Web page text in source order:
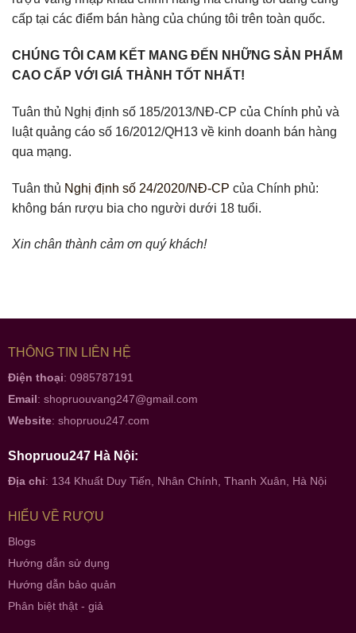
cấp tại các điểm bán hàng của chúng tôi trên toàn quốc.
CHÚNG TÔI CAM KẾT MANG ĐẾN NHỮNG SẢN PHẨM
CAO CẤP VỚI GIÁ THÀNH TỐT NHẤT!
Tuân thủ Nghị định số 185/2013/NĐ-CP của Chính phủ và
luật quảng cáo số 16/2012/QH13 về kinh doanh bán hàng
qua mạng.
Tuân thủ Nghị định số 24/2020/NĐ-CP của Chính phủ:
không bán rượu bia cho người dưới 18 tuổi.
Xin chân thành cảm ơn quý khách!
THÔNG TIN LIÊN HỆ
Điện thoại: 0985787191
Email: shopruouvang247@gmail.com
Website: shopruou247.com
Shopruou247 Hà Nội:
Địa chỉ: 134 Khuất Duy Tiến, Nhân Chính, Thanh Xuân, Hà Nội
HIỂU VỀ RƯỢU
Blogs
Hướng dẫn sử dụng
Hướng dẫn bảo quản
Phân biệt thật - giả